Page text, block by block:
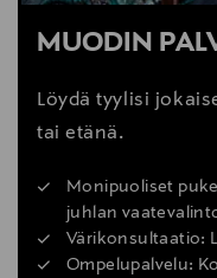
MUODIN
Löydä tyylisi
tai etänä.
Monipuoliset
juhlan
Värikonsultaatio:
Ompelupalvelu: